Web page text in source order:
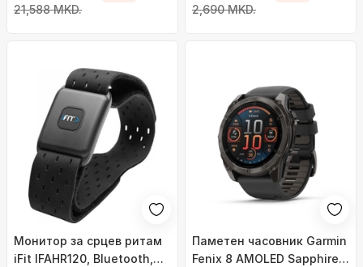
21,588 MKD.
Самсунг Галакси S26
2,690 MKD.
Монитор за срцев ритам
iFit IFAHR120, Bluetooth,
Паметен часовник Garmin
Fenix 8 AMOLED Sapphire